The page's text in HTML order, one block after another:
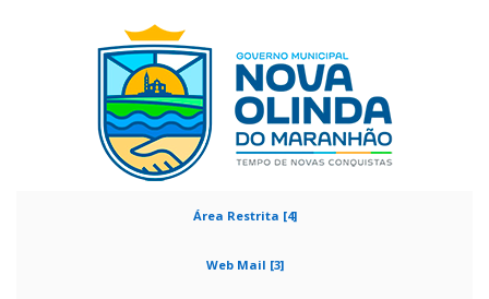
Área Restrita [4]
Web Mail [3]